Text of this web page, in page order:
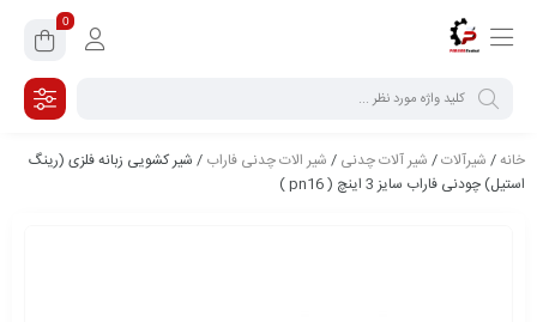
0
خانه/ شیرآلات/ شیر آلات چدنی / شیر الات چدنی فاراب / شیر کشویی زبانه فلزی (رینگ
استیل) چودنی فاراب سایز 3 اینچ ( pn16 )